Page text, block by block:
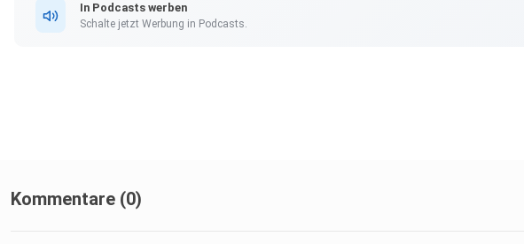
In Podcasts werben
Schalte jetzt Werbung in Podcasts.
Kommentare (0)